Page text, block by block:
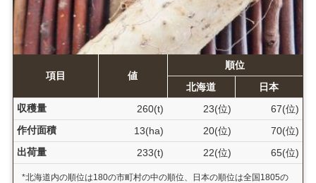
項目 値
順位
北海道
日本
収穫量
260(t) 23(位)
67(位)
作付面積
13(ha) 20(位)
70(位)
出荷量
233(t) 22(位) 65(位)
*北海道内の順位は180の市町村の中の順位、日本の順位は全国1805の